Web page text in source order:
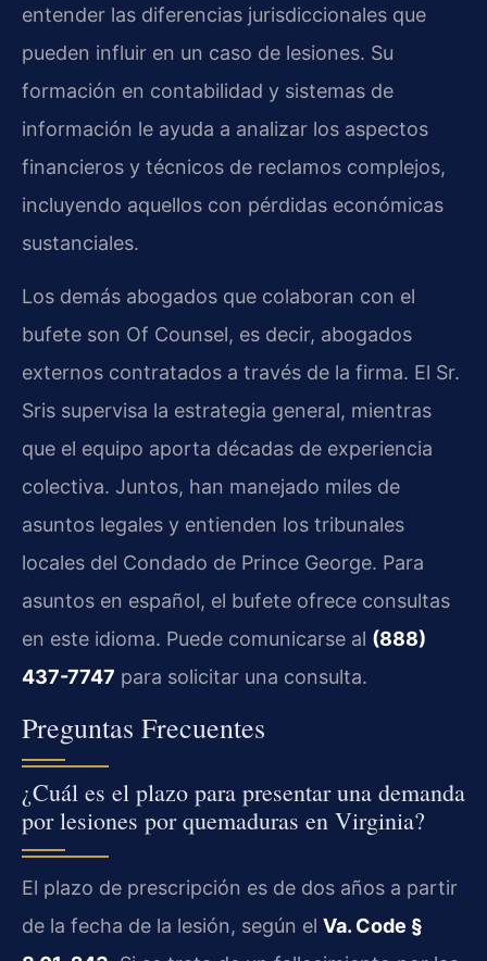
entender las diferencias jurisdiccionales que
pueden influir en un caso de lesiones. Su
formación en contabilidad y sistemas de
información le ayuda a analizar los aspectos
financieros y técnicos de reclamos complejos,
incluyendo aquellos con pérdidas económicas
sustanciales.
Los demás abogados que colaboran con el
bufete son Of Counsel, es decir, abogados
externos contratados a través de la firma. El Sr.
Sris supervisa la estrategia general, mientras
que el equipo aporta décadas de experiencia
colectiva. Juntos, han manejado miles de
asuntos legales y entienden los tribunales
locales del Condado de Prince George. Para
asuntos en español, el bufete ofrece consultas
en este idioma. Puede comunicarse al (888)
437-7747 para solicitar una consulta.
Preguntas Frecuentes
¿Cuál es el plazo para presentar una demanda
por lesiones por quemaduras en Virginia?
El plazo de prescripción es de dos años a partir
de la fecha de la lesión, según el Va. Code §